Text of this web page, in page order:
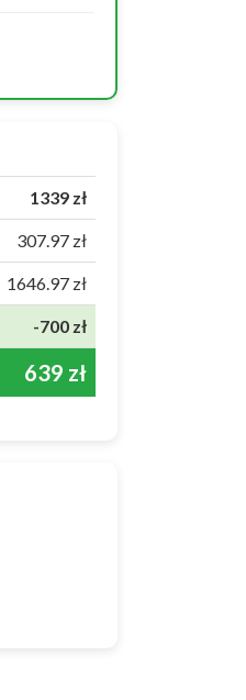
1339 zł
307.97 zł
1646.97 zł
-700 zł
639 zł